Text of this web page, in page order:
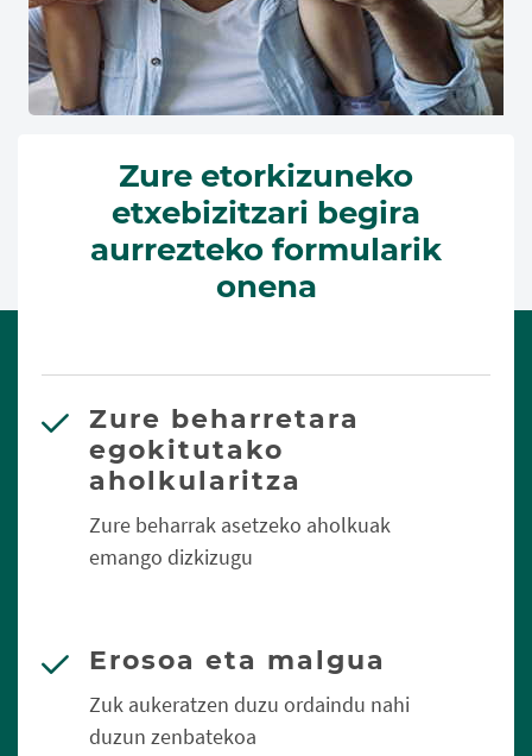
Zure etorkizuneko
etxebizitzari begira
aurrezteko formularik
onena
Zure beharretara
egokitutako
aholkularitza
Zure beharrak asetzeko aholkuak
emango dizkizugu
Erosoa eta malgua
Zuk aukeratzen duzu ordaindu nahi
duzun zenbatekoa